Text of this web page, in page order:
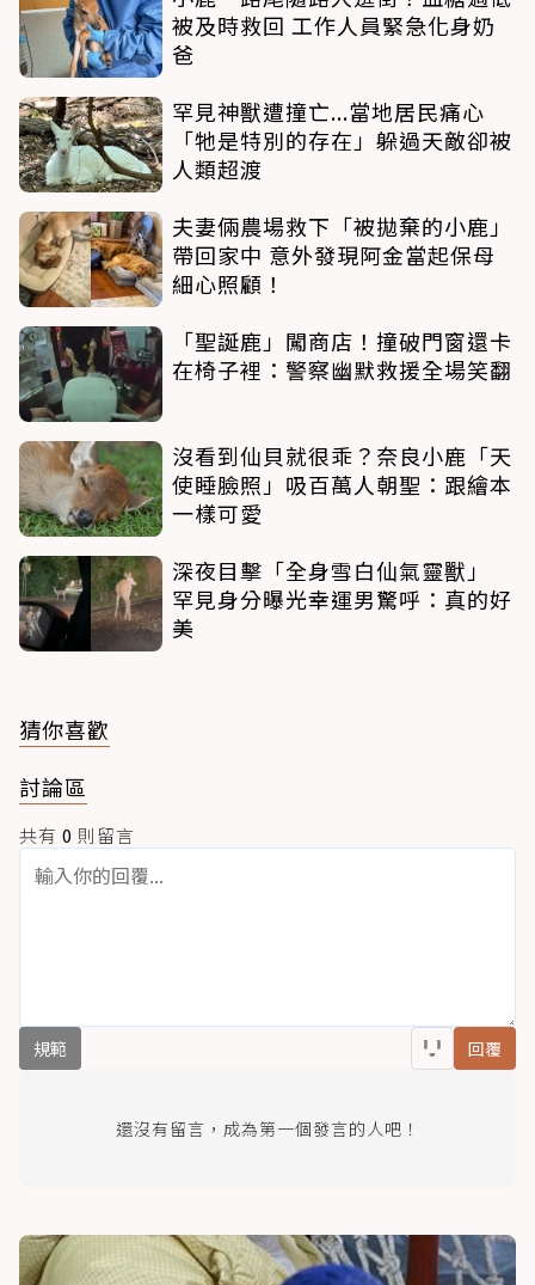
被及時救回 工作人員緊急化身奶
爸
罕見神獸遭撞亡...當地居民痛心
「牠是特別的存在」躲過天敵卻被
人類超渡
夫妻倆農場救下「被拋棄的小鹿」
帶回家中 意外發現阿金當起保母
細心照顧！
「聖誕鹿」闖商店！撞破門窗還卡
在椅子裡：警察幽默救援全場笑翻
沒看到仙貝就很乖？奈良小鹿「天
使睡臉照」吸百萬人朝聖：跟繪本
一樣可愛
深夜目擊「全身雪白仙氣靈獸」
罕見身分曝光幸運男驚呼：真的好
美
猜你喜歡
討論區
共有 0 則留言
規範 回覆
還沒有留言，成為第一個發言的人吧！